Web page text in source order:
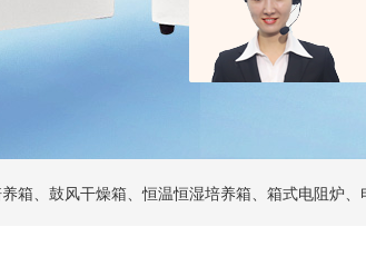
箱、鼓风干燥箱、恒温恒湿培养箱、箱式电阻炉